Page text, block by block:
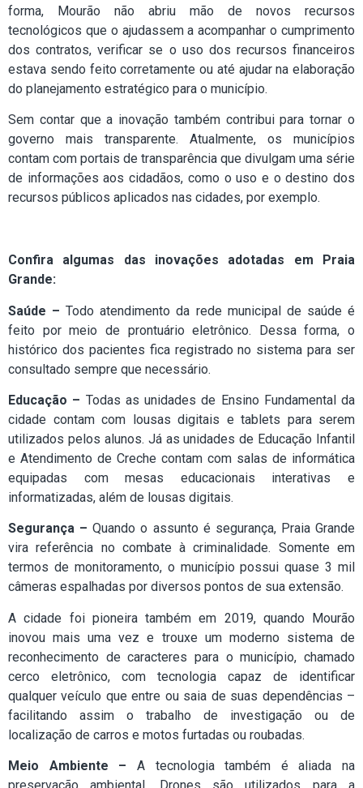
forma, Mourão não abriu mão de novos recursos
tecnológicos que o ajudassem a acompanhar o cumprimento
dos contratos, verificar se o uso dos recursos financeiros
estava sendo feito corretamente ou até ajudar na elaboração
do planejamento estratégico para o município.
Sem contar que a inovação também contribui para tornar o
governo mais transparente. Atualmente, os municípios
contam com portais de transparência que divulgam uma série
de informações aos cidadãos, como o uso e o destino dos
recursos públicos aplicados nas cidades, por exemplo.
Confira algumas das inovações adotadas em Praia
Grande:
Saúde – Todo atendimento da rede municipal de saúde é
feito por meio de prontuário eletrônico. Dessa forma, o
histórico dos pacientes fica registrado no sistema para ser
consultado sempre que necessário.
Educação – Todas as unidades de Ensino Fundamental da
cidade contam com lousas digitais e tablets para serem
utilizados pelos alunos. Já as unidades de Educação Infantil
e Atendimento de Creche contam com salas de informática
equipadas com mesas educacionais interativas e
informatizadas, além de lousas digitais.
Segurança – Quando o assunto é segurança, Praia Grande
vira referência no combate à criminalidade. Somente em
termos de monitoramento, o município possui quase 3 mil
câmeras espalhadas por diversos pontos de sua extensão.
A cidade foi pioneira também em 2019, quando Mourão
inovou mais uma vez e trouxe um moderno sistema de
reconhecimento de caracteres para o município, chamado
cerco eletrônico, com tecnologia capaz de identificar
qualquer veículo que entre ou saia de suas dependências –
facilitando assim o trabalho de investigação ou de
localização de carros e motos furtadas ou roubadas.
Meio Ambiente – A tecnologia também é aliada na